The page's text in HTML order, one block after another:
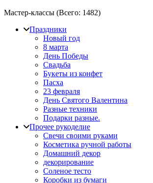
Мастер-классы (Всего: 1482)
Праздники
Новый год
8 марта
День Победы
Свадьба
Букеты из конфет
Пасха
23 февраля
День Святого Валентина
Разные техники
Подарки разные.
Прочее рукоделие
Свечи своими руками
Косметика ручной работы
Домашний декор
декорирование
Соленое тесто
Коробки из бумаги